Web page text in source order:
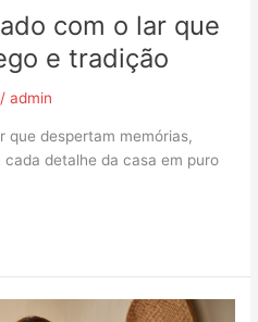
com o lar que
e tradição
/admin
que despertam memórias,
detalhe da casa em puro